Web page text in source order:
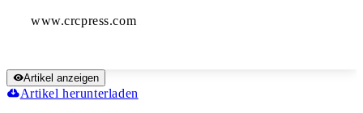
www.crcpress.com
Artikel anzeigen
Artikel herunterladen